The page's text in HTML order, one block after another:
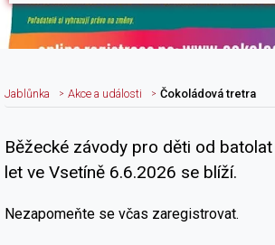
Jablůnka Akce a události Čokoládová tretra
Nadpis článku
Běžecké závody pro děti od
let ve Vsetíně 6.6.2026 se blíží.
Nezapomeňte se včas zaregistrovat.